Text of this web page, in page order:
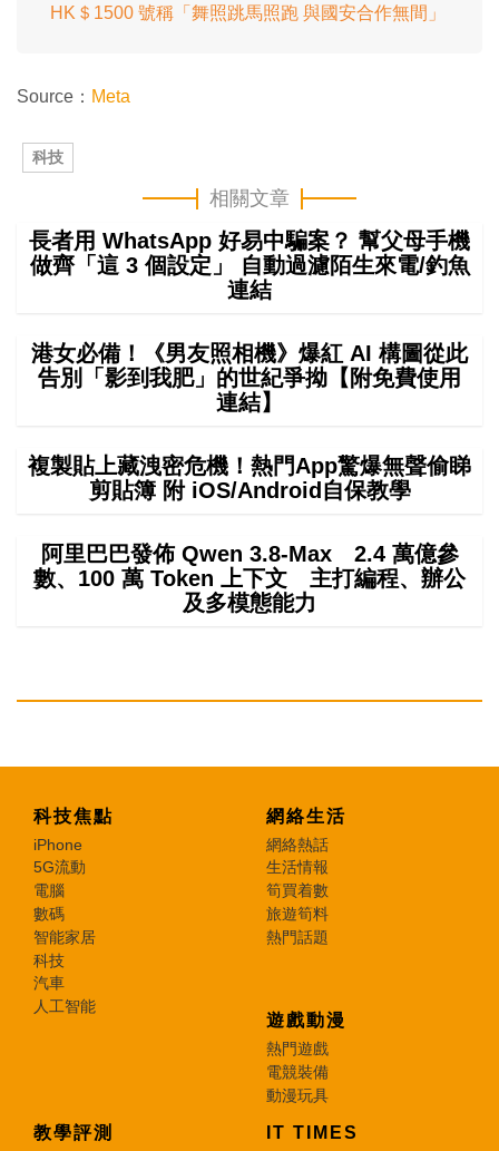
HK＄1500 號稱「舞照跳馬照跑 與國安合作無間」
Source： Meta
科技
相關文章
長者用 WhatsApp 好易中騙案？ 幫父母手機
做齊「這 3 個設定」 自動過濾陌生來電/釣魚
連結
港女必備！《男友照相機》爆紅 AI 構圖從此
告別「影到我肥」的世紀爭拗【附免費使用
連結】
複製貼上藏洩密危機！熱門App驚爆無聲偷睇
剪貼簿 附 iOS/Android自保教學
阿里巴巴發佈 Qwen 3.8-Max 2.4 萬億參
數、100 萬 Token 上下文 主打編程、辦公
及多模態能力
科技焦點
iPhone
5G流動
電腦
數碼
智能家居
科技
汽車
人工智能
網絡生活
網絡熱話
生活情報
筍買着數
旅遊筍料
熱門話題
遊戲動漫
熱門遊戲
電競裝備
動漫玩具
教學評測 IT TIMES